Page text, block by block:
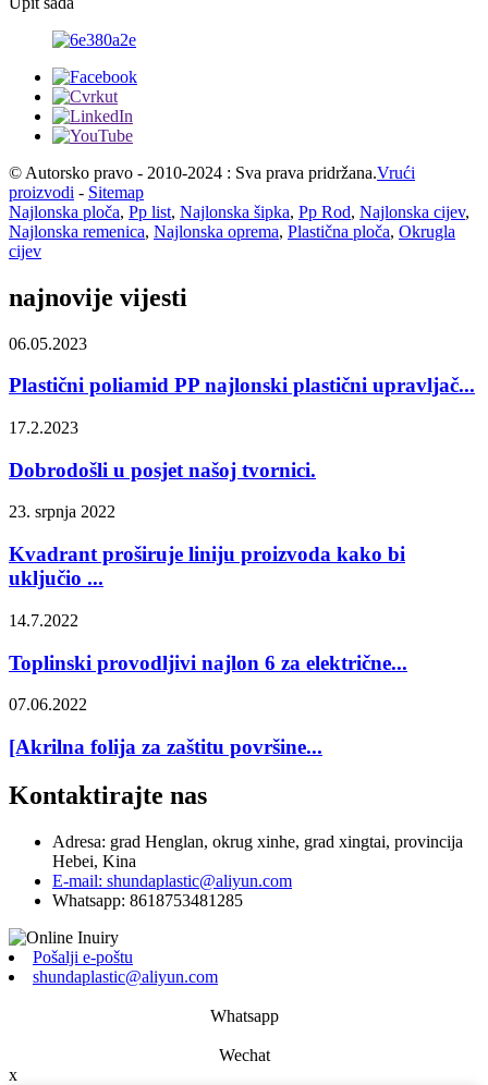
© Autorsko pravo - 2010-2024 : Sva prava pridržana.Vrući
proizvodi - Sitemap
Najlonska ploča, Pp list, Najlonska šipka, Pp Rod, Najlonska cijev,
Najlonska remenica, Najlonska oprema, Plastična ploča, Okrugla
cijev
najnovije vijesti
06.05.2023
Plastični poliamid PP najlonski plastični upravljač...
17.2.2023
Dobrodošli u posjet našoj tvornici.
23. srpnja 2022
Kvadrant proširuje liniju proizvoda kako bi
uključio ...
14.7.2022
Toplinski provodljivi najlon 6 za električne...
07.06.2022
[Akrilna folija za zaštitu površine...
Kontaktirajte nas
Adresa: grad Henglan, okrug xinhe, grad xingtai, provincija
Hebei, Kina
E-mail: shundaplastic@aliyun.com
Whatsapp: 8618753481285
Pošalji e-poštu
shundaplastic@aliyun.com
Whatsapp
Wechat
x